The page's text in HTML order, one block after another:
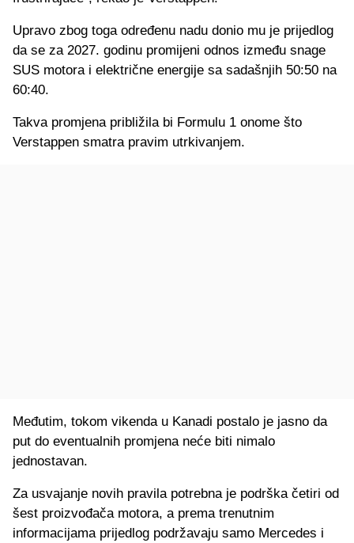
Upravo zbog toga određenu nadu donio mu je prijedlog
da se za 2027. godinu promijeni odnos između snage
SUS motora i električne energije sa sadašnjih 50:50 na
60:40.
Takva promjena približila bi Formulu 1 onome što
Verstappen smatra pravim utrkivanjem.
Međutim, tokom vikenda u Kanadi postalo je jasno da
put do eventualnih promjena neće biti nimalo
jednostavan.
Za usvajanje novih pravila potrebna je podrška četiri od
šest proizvođača motora, a prema trenutnim
informacijama prijedlog podržavaju samo Mercedes i